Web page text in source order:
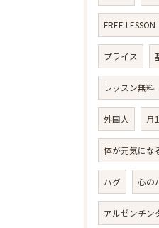
FREE LESSON
プライス
レッスン無料
外国人 月
体が元気にな
ハグ 心の
アルゼンチ